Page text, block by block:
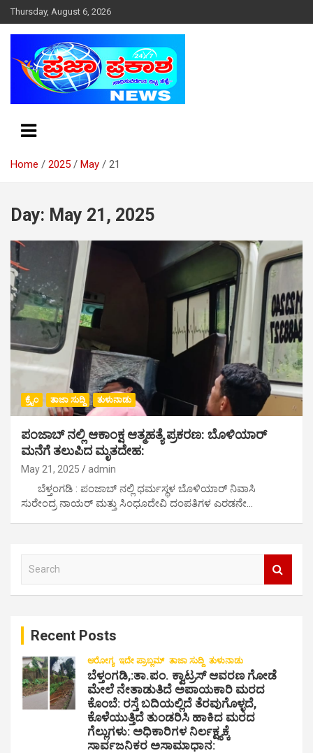
k
t
Thursday, August 6, 2026
Home 2025 May 21
Day: May 21, 2025
ಕ್ರೈಂ ತಾಜಾ ಸುದ್ದಿ ತುಳುನಾಡು
ಪಂಜಾಬ್‌ ನಲ್ಲಿ ಆಕಾಂಕ್ಷ ಆತ್ಮಹತ್ಯೆ ಪ್ರಕರಣ: ಬೊಳಿಯಾರ್
ಮನೆಗೆ ತಲುಪಿದ ಮೃತದೇಹ:
May 21, 2025 admin
ಬೆಳ್ತಂಗಡಿ : ಪಂಜಾಬ್ ನಲ್ಲಿ ಧರ್ಮಸ್ಥಳ ಬೊಳಿಯಾರ್ ನಿವಾಸಿ
ಸುರೇಂದ್ರ ನಾಯರ್ ಮತ್ತು ಸಿಂಧೂದೇವಿ ದಂಪತಿಗಳ ಎರಡನೇ…
Recent Posts
ಆರೋಗ್ಯ ಇದೇ ಪ್ರಾಬ್ಲಮ್ ತಾಜಾ ಸುದ್ದಿ ತುಳುನಾಡು
ಬೆಳ್ತಂಗಡಿ,:ತಾ.ಪಂ‌. ಕ್ವಾಟ್ರಸ್ ಆವರಣ ಗೋಡೆ
ಮೇಲೆ ನೇತಾಡುತಿದೆ ಅಪಾಯಕಾರಿ ಮರದ
ಕೊಂಬೆ: ರಸ್ತೆ ಬದಿಯಲ್ಲಿದೆ ತೆರವುಗೊಳ್ಳದೆ,
ಕೊಳೆಯುತ್ತಿದೆ ತುಂಡರಿಸಿ ಹಾಕಿದ ಮರದ
ಗೆಲ್ಲುಗಳು: ಅಧಿಕಾರಿಗಳ ನಿರ್ಲಕ್ಷ್ಯಕ್ಕೆ
ಸಾರ್ವಜನಿಕರ ಅಸಾಮಾಧಾನ: